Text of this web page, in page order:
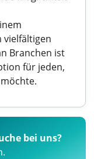
vielfältigen
Branchen ist
für jeden,
bei uns?